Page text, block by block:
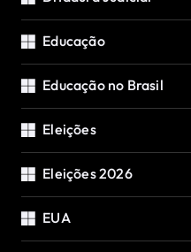
Educação
Educação no Brasil
Eleições
Eleições 2026
EUA